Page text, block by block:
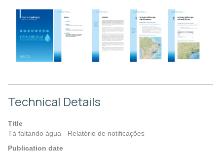
Technical Details
Title
Tá faltando água - Relatório de notificações
Publication date